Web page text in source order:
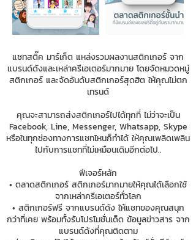
แชทสติ๊ค มาร์เก็ต แหล่งรวมผลงานสติกเกอร์ จาก
แบรนด์ดังและเหล่าครีเอเตอร์มากมาย โดยจัดหมวดหมู่
สติกเกอร์ และจัดอันดับสติกเกอร์สุดฮิต ให้คุณไม่ตก
เทรนด์
คุณจะสามารถส่งสติกเกอร์ไปได้ทุกที่ ไม่ว่าจะเป็น
Facebook, Line, Messenger, Whatsapp, Skype
หรือในทุกช่องทางการแชทไหนก็ทำได้ ให้คุณเพลิดเพลิน
ไปกับการแชทที่ไม่เหมือนเดิมอีกต่อไป..
ฟีเจอร์หลัก
• ตลาดสติกเกอร์ สติกเกอร์มากมายให้คุณได้เลือกใช้
จากเหล่าครีเอเตอร์ทั่วโลก
• สติกเกอร์ฟรี จากแบรนด์ดัง ให้แชทของคุณสนุก
กว่าที่เคย พร้อมทั้งรับโปรโมชั่นเด็ด ข้อมูลข่าวสาร จาก
แบรนด์ดังที่คุณติดตาม